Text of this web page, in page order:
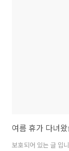
여름 휴가 다녀
보호되어 있는 글 입